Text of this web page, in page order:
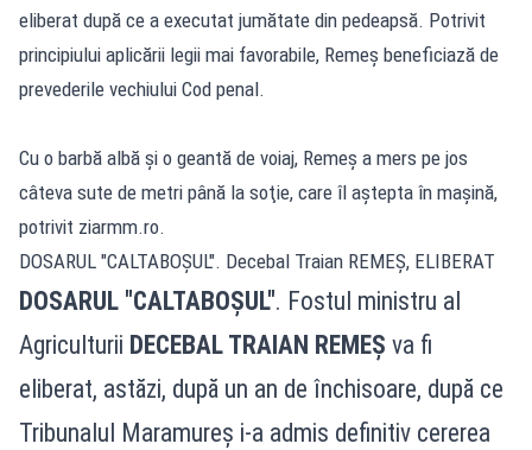
eliberat după ce a executat jumătate din pedeapsă. Potrivit
principiului aplicării legii mai favorabile, Remeş beneficiază de
prevederile vechiului Cod penal.
Cu o barbă albă şi o geantă de voiaj, Remeş a mers pe jos
câteva sute de metri până la soţie, care îl aştepta în maşină,
potrivit ziarmm.ro.
DOSARUL "CALTABOŞUL". Decebal Traian REMEŞ, ELIBERAT
DOSARUL "CALTABOŞUL". Fostul ministru al
Agriculturii DECEBAL TRAIAN REMEŞ va fi
eliberat, astăzi, după un an de închisoare, după ce
Tribunalul Maramureş i-a admis definitiv cererea